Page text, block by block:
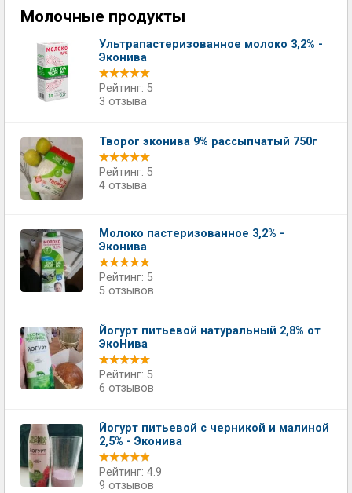
Молочные продукты
Ультрапастеризованное молоко 3,2% -
Эконива
Рейтинг: 5
3 отзыва
Творог эконива 9% рассыпчатый 750г
Рейтинг: 5
4 отзыва
Молоко пастеризованное 3,2% -
Эконива
Рейтинг: 5
5 отзывов
Йогурт питьевой натуральный 2,8% от
ЭкоНива
Рейтинг: 5
6 отзывов
Йогурт питьевой c черникой и малиной
2,5% - Эконива
Рейтинг: 4.9
9 отзывов